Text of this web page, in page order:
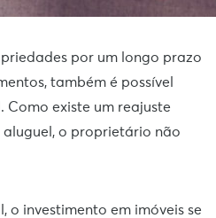
por um longo prazo
também é possível
Como existe um reajuste
o proprietário não
o investimento em imóveis se